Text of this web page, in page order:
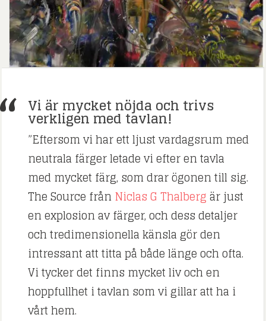
Vi är mycket nöjda och trivs
verkligen med tavlan!
”Eftersom vi har ett ljust vardagsrum med
neutrala färger letade vi efter en tavla
med mycket färg, som drar ögonen till sig.
The Source från Niclas G Thalbergär just
en explosion av färger, och dess detaljer
och tredimensionella känsla gör den
intressant att titta på både länge och ofta.
Vi tycker det finns mycket liv och en
hoppfullhet i tavlan som vi gillar att ha i
vårt hem.